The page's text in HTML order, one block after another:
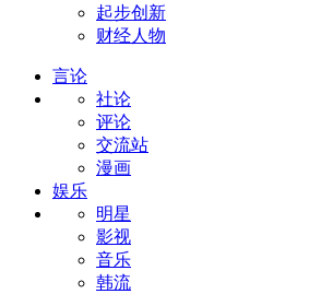
起步创新
财经人物
言论
社论
评论
交流站
漫画
娱乐
明星
影视
音乐
韩流